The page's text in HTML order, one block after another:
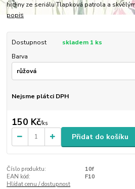
hrdiny ze seriálu Tlapková patrola a
popis
Dostupnost
skladem 1 ks
Barva
Nejsme plátci DPH
150 Kč/ks
Přidat do košíku
Číslo produktu:
10f
EAN kód:
F10
Hlídat cenu / dostupnost